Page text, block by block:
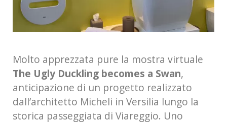
Molto apprezzata pure la mostra virtuale
The Ugly Duckling becomes a Swan,
anticipazione di un progetto realizzato
dall’architetto Micheli in Versilia lungo la
storica passeggiata di Viareggio. Uno